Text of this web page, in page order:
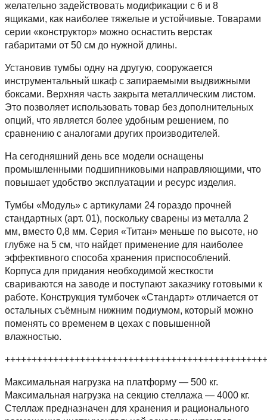
желательно задействовать модификации с 6 и 8
ящиками, как наиболее тяжелые и устойчивые. Товарами
серии «конструктор» можно оснастить верстак
габаритами от 50 см до нужной длины.
Установив тумбы одну на другую, сооружается
инструментальный шкаф с запираемыми выдвижными
боксами. Верхняя часть закрыта металлическим листом.
Это позволяет использовать товар без дополнительных
опций, что является более удобным решением, по
сравнению с аналогами других производителей.
На сегодняшний день все модели оснащены
промышленными подшипниковыми направляющими, что
повышает удобство эксплуатации и ресурс изделия.
Тумбы «Модуль» с артикулами 24 гораздо прочней
стандартных (арт. 01), поскольку сварены из металла 2
мм, вместо 0,8 мм. Серия «Титан» меньше по высоте, но
глубже на 5 см, что найдет применение для наиболее
эффективного способа хранения приспособлений.
Корпуса для придания необходимой жесткости
свариваются на заводе и поступают заказчику готовыми к
работе. Конструкция тумбочек «Стандарт» отличается от
остальных съёмным нижним подиумом, который можно
поменять со временем в цехах с повышенной
влажностью.
Максимальная нагрузка на платформу — 500 кг.
Максимальная нагрузка на секцию стеллажа — 4000 кг.
Cтеллаж предназначен для хранения и рационального